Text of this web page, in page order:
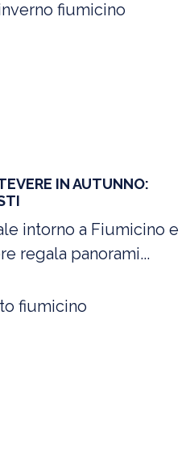
IN AUTUNNO:
intorno a Fiumicino e
regala panorami...